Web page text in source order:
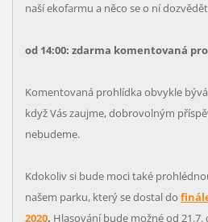
naší ekofarmu a něco se o ní
od 14:00: zdarma komentovaná
Komentovaná prohlídka obvykle
když Vás zaujme, dobrovolným
nebudeme.
Kdokoliv si bude moci také
našem parku, který se dostal do
2020. Hlasování bude možné od 21.7.